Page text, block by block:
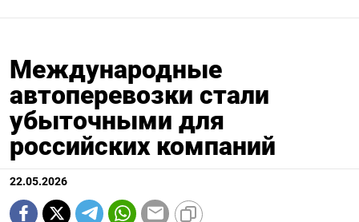
Международные
автоперевозки стали
убыточными для
российских компаний
22.05.2026